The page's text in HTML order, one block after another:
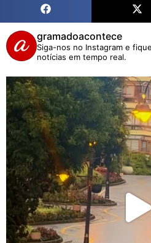
gramadoacontece
Siga-nos no Instagram e
notícias em tempo real.